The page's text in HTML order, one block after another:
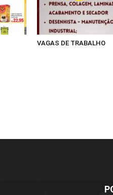
VAGAS DE TRABALHO